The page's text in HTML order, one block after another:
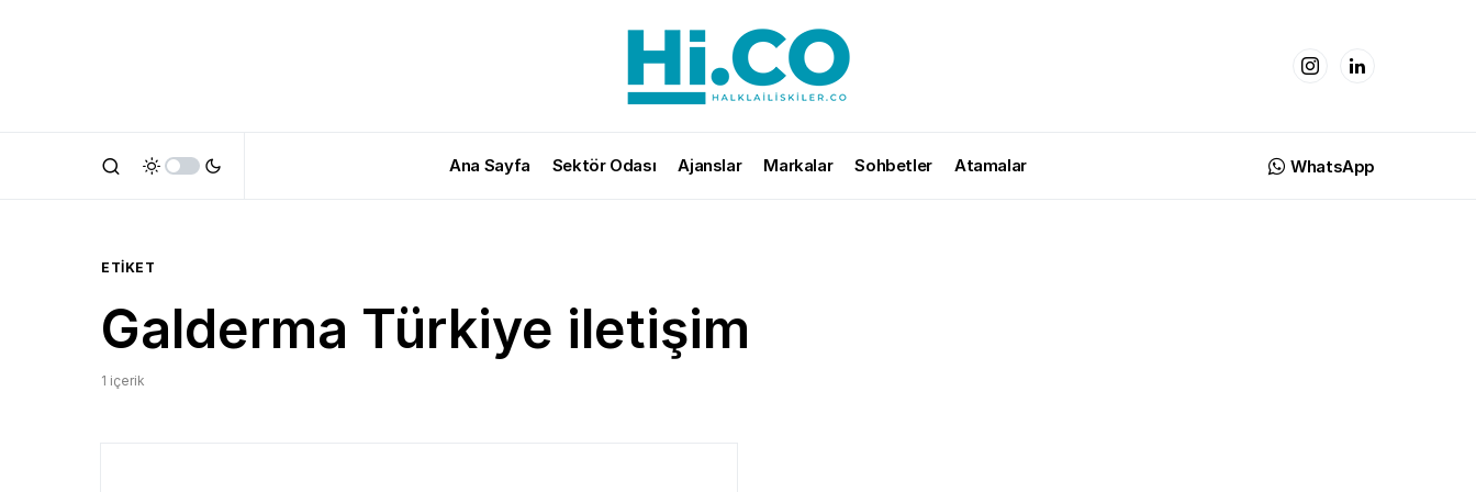
Ana Sayfa Sektör Odası Ajanslar Markalar Sohbetler Atamalar WhatsApp
ETIKET
Galderma Türkiye iletişim
1 içerik